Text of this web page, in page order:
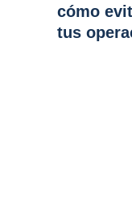
cómo
tus